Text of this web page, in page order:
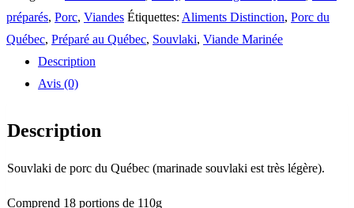
de
porc
Québec
préparés, Porc, Viandes Étiquettes: Aliments Distinction, Porc du
Québec, Préparé au Québec, Souvlaki, Viande Marinée
Description
Avis (0)
Description
Souvlaki de porc du Québec (marinade souvlaki est très légère).
Comprend 18 portions de 110g